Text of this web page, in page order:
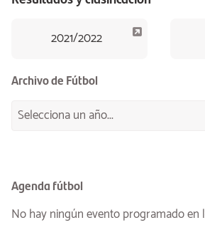
2021/2022
Archivo de Fútbol
Agenda fútbol
No hay ningún evento programado en